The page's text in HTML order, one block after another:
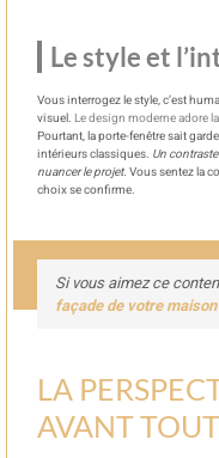
Le style et
Vous interrogez le style, c’est
visuel. Le design moderne adore
Pourtant, la porte-fenêtre sait
intérieurs classiques. Un
nuancer le projet. Vous sentez la
choix se confirme.
Si vous aimez ce
façade de votre
LA
AVANT